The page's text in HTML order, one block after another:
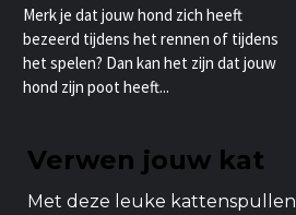
Merk je dat jouw hond zich heeft
bezeerd tijdens het rennen of tijdens
het spelen? Dan kan het zijn dat jouw
hond zijn poot heeft...
Verwen jouw kat
Met deze leuke kattenspullen